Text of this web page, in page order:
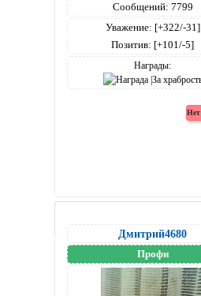
Сообщений: 7799
Уважение: [+322/-31]
Позитив: [+101/-5]
Награды:
Дмитрий4680
Профи